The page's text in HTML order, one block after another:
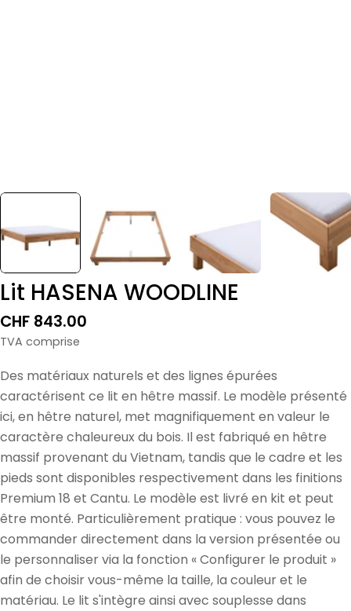
Lit HASENA WOODLINE
Prix
normal
CHF 843.00
TVA comprise
Des matériaux naturels et des lignes épurées
caractérisent ce lit en hêtre massif. Le modèle présenté
ici, en hêtre naturel, met magnifiquement en valeur le
caractère chaleureux du bois. Il est fabriqué en hêtre
massif provenant du Vietnam, tandis que le cadre et les
pieds sont disponibles respectivement dans les finitions
Premium 18 et Cantu. Le modèle est livré en kit et peut
être monté. Particulièrement pratique : vous pouvez le
commander directement dans la version présentée ou
le personnaliser via la fonction « Configurer le produit »
afin de choisir vous-même la taille, la couleur et le
matériau. Le lit s'intègre ainsi avec souplesse dans